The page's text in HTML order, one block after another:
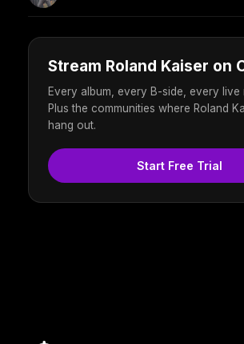
Stream Roland Kaiser on
Every album, every B-side, every live
Plus the communities where Roland
hang out.
Start Free Trial